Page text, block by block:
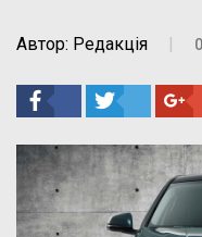
Автор: Редакція |